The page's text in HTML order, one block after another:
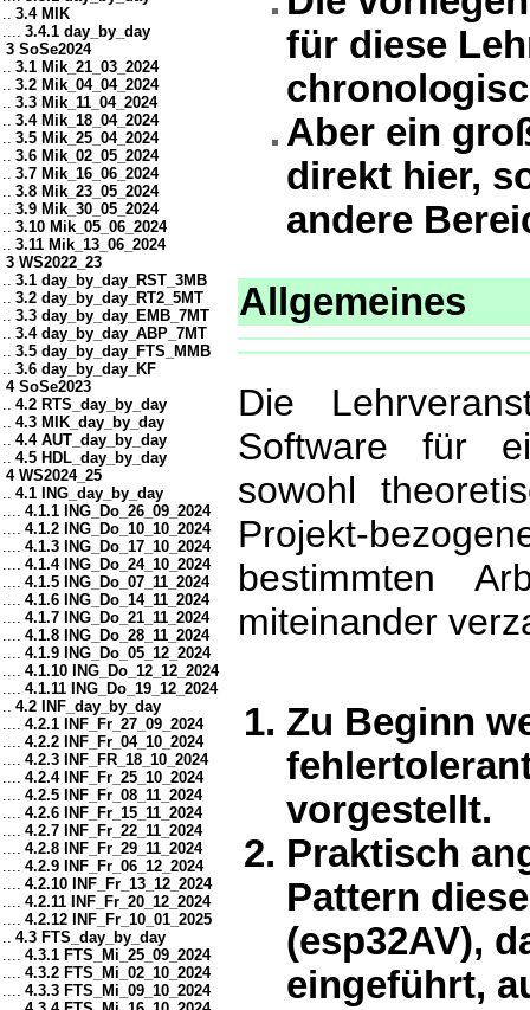
.. 3.4 MIK
.... 3.4.1 day_by_day
3 SoSe2024
.. 3.1 Mik_21_03_2024
.. 3.2 Mik_04_04_2024
.. 3.3 Mik_11_04_2024
.. 3.4 Mik_18_04_2024
.. 3.5 Mik_25_04_2024
.. 3.6 Mik_02_05_2024
.. 3.7 Mik_16_06_2024
.. 3.8 Mik_23_05_2024
.. 3.9 Mik_30_05_2024
.. 3.10 Mik_05_06_2024
.. 3.11 Mik_13_06_2024
3 WS2022_23
.. 3.1 day_by_day_RST_3MB
.. 3.2 day_by_day_RT2_5MT
.. 3.3 day_by_day_EMB_7MT
.. 3.4 day_by_day_ABP_7MT
.. 3.5 day_by_day_FTS_MMB
.. 3.6 day_by_day_KF
4 SoSe2023
.. 4.2 RTS_day_by_day
.. 4.3 MIK_day_by_day
.. 4.4 AUT_day_by_day
.. 4.5 HDL_day_by_day
4 WS2024_25
.. 4.1 ING_day_by_day
.... 4.1.1 ING_Do_26_09_2024
.... 4.1.2 ING_Do_10_10_2024
.... 4.1.3 ING_Do_17_10_2024
.... 4.1.4 ING_Do_24_10_2024
.... 4.1.5 ING_Do_07_11_2024
.... 4.1.6 ING_Do_14_11_2024
.... 4.1.7 ING_Do_21_11_2024
.... 4.1.8 ING_Do_28_11_2024
.... 4.1.9 ING_Do_05_12_2024
.... 4.1.10 ING_Do_12_12_2024
.... 4.1.11 ING_Do_19_12_2024
.. 4.2 INF_day_by_day
.... 4.2.1 INF_Fr_27_09_2024
.... 4.2.2 INF_Fr_04_10_2024
.... 4.2.3 INF_FR_18_10_2024
.... 4.2.4 INF_Fr_25_10_2024
.... 4.2.5 INF_Fr_08_11_2024
.... 4.2.6 INF_Fr_15_11_2024
.... 4.2.7 INF_Fr_22_11_2024
.... 4.2.8 INF_Fr_29_11_2024
.... 4.2.9 INF_Fr_06_12_2024
.... 4.2.10 INF_Fr_13_12_2024
.... 4.2.11 INF_Fr_20_12_2024
.... 4.2.12 INF_Fr_10_01_2025
.. 4.3 FTS_day_by_day
.... 4.3.1 FTS_Mi_25_09_2024
.... 4.3.2 FTS_Mi_02_10_2024
.... 4.3.3 FTS_Mi_09_10_2024
für diese
Aber ein
direkt hier,
andere
Allgemeines
Die
Software für
sowohl
Projekt-
bestimmten
miteinander
Zu Beginn
vorgestellt.
Praktisch
Pattern
(esp32AV),
eingeführt,